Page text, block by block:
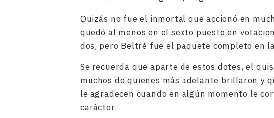
Quizás no fue el inmortal que accionó en
quedó al menos en el sexto puesto en
dos, pero Beltré fue el paquete completo en
Se recuerda que aparte de estos dotes, el
muchos de quienes más adelante brillaron y
le agradecen cuando en algún momento le
carácter.